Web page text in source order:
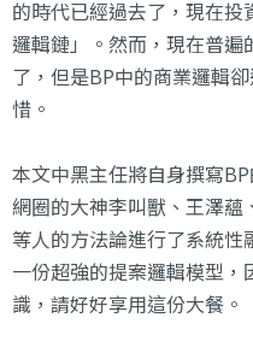
的時代已經過去了，現在
邏輯鏈」。然而，現在普
了，但是BP中的商業邏輯
惜。
本文中黑主任將自身撰寫
網圈的大神李叫獸、王澤
等人的方法論進行了系統
一份超強的提案邏輯模型
識，請好好享用這份大餐。